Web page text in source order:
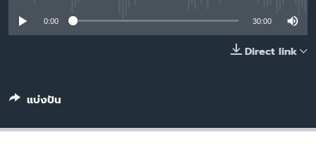
0:00 30:00
Direct link
แบ่งปัน